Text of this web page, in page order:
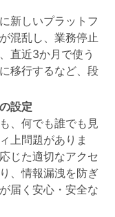
新しいプラットフ
混乱し、業務停止
直近3か月で使う
移行するなど、段
設定
、何でも誰でも見
上問題がありま
じた適切なアクセ
、情報漏洩を防ぎ
届く安心・安全な